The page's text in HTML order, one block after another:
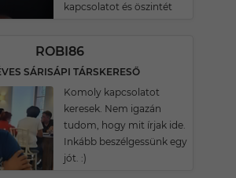
kapcsolatot és öszintét
ROBI86
SÁRISÁPI TÁRSKERESŐ
Komoly kapcsolatot
keresek. Nem igazán
tudom, hogy mit írjak ide.
Inkább beszélgessünk egy
jót. :)